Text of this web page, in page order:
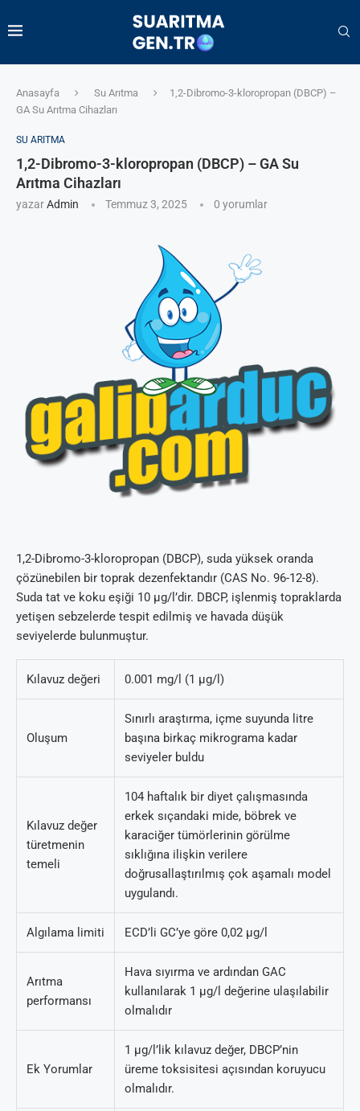
Anasayfa Su Arıtma
1,2-Dibromo-3-kloropropan (DBCP) –
GA Su Arıtma Cihazları
SU ARITMA
1,2-Dibromo-3-kloropropan (DBCP) – GA Su
Arıtma Cihazları
yazarAdmin Temmuz 3, 2025 0 yorumlar
1,2-Dibromo-3-kloropropan (DBCP), suda yüksek oranda
çözünebilen bir toprak dezenfektandır (CAS No. 96-12-8).
Suda tat ve koku eşiği 10 µg/l’dir. DBCP, işlenmiş topraklarda
yetişen sebzelerde tespit edilmiş ve havada düşük
seviyelerde bulunmuştur.
Kılavuz değeri 0.001 mg/l (1 µg/l)
Oluşum
Sınırlı araştırma, içme suyunda litre
başına birkaç mikrograma kadar
seviyeler buldu
Kılavuz değer
türetmenin
temeli
104 haftalık bir diyet çalışmasında
erkek sıçandaki mide, böbrek ve
karaciğer tümörlerinin görülme
sıklığına ilişkin verilere
doğrusallaştırılmış çok aşamalı model
uygulandı.
Algılama limiti ECD’li GC’ye göre 0,02 µg/l
Arıtma
performansı
Hava sıyırma ve ardından GAC
kullanılarak 1 µg/l değerine ulaşılabilir
olmalıdır
Ek Yorumlar
1 µg/l’lik kılavuz değer, DBCP’nin
üreme toksisitesi açısından koruyucu
olmalıdır.